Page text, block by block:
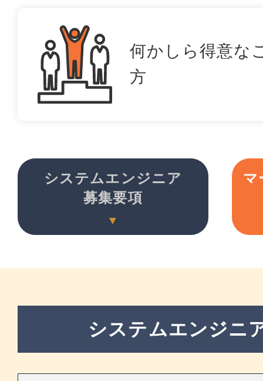
何かしら得意な
方
システムエンジニア
募集要項
システムエンジニ
マ